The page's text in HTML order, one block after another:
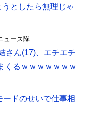
としたら無理じゃ
ュース隊
さん(17)、エチエチ
くるｗｗｗｗｗｗｗ
ードのせいで仕事相